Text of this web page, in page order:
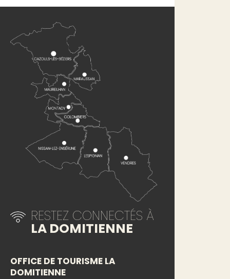
RESTEZ CONNECTÉS À
LA DOMITIENNE
OFFICE DE TOURISME LA
DOMITIENNE